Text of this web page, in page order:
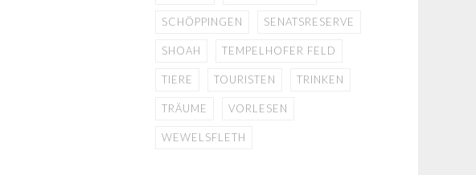
SCHÖPPINGEN SENATSRESERVE
SHOAH TEMPELHOFER FELD
TIERE TOURISTEN TRINKEN
TRÄUME VORLESEN
WEWELSFLETH